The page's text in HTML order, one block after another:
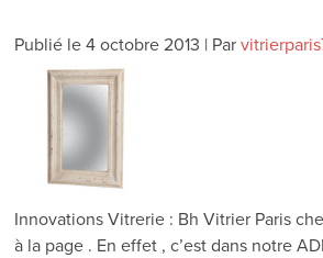
Publié le 4 octobre 2013 | Par
Innovations Vitrerie : Bh Vitrier Paris
à la page . En effet , c’est dans notre